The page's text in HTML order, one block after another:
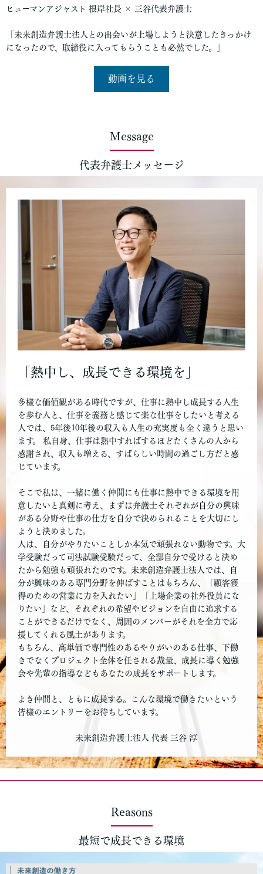
ヒューマンアジャスト 根岸社長 × 三谷代表弁護士
「未来創造弁護士法人との出会いが上場しようと決意したきっかけ
になったので、取締役に入ってもらうことも必然でした。」
動画を見る
Message
代表弁護士メッセージ
「熱中し、成長できる環境を」
多様な価値観がある時代ですが、仕事に熱中し成長する人生
を歩む人と、仕事を義務と感じて楽な仕事をしたいと考える
人では、5年後10年後の収入も人生の充実度も全く違うと思い
ます。 私自身、仕事は熱中すればするほどたくさんの人から
感謝され、収入も増える、すばらしい時間の過ごし方だと感
じています。
そこで私は、一緒に働く仲間にも仕事に熱中できる環境を用
意したいと真剣に考え、まずは弁護士それぞれが自分の興味
がある分野や仕事の仕方を自分で決められることを大切にし
ようと決めました。
人は、自分がやりたいことしか本気で頑張れない動物です。大
学受験だって司法試験受験だって、全部自分で受けると決め
たから勉強も頑張れたのです。未来創造弁護士法人では、自
分が興味のある専門分野を伸ばすことはもちろん、「顧客獲
得のための営業に力を入れたい」「上場企業の社外役員にな
りたい」など、それぞれの希望やビジョンを自由に追求する
ことができるだけでなく、周囲のメンバーがそれを全力で応
援してくれる風土があります。
もちろん、高単価で専門性のあるやりがいのある仕事、下働
きでなくプロジェクト全体を任される裁量、成長に導く勉強
会や先輩の指導などもあなたの成長をサポートします。
よき仲間と、ともに成長する。こんな環境で働きたいという
皆様のエントリーをお待ちしています。
未来創造弁護士法人 代表 三谷 淳
Reasons
最短で成長できる環境